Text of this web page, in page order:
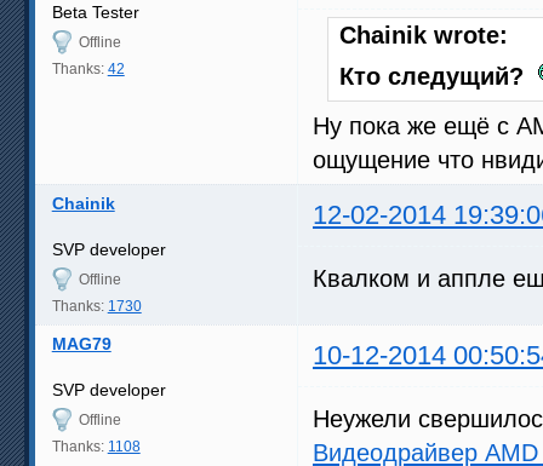
Beta Tester
Offline
Thanks: 42
Chainik wrote:
Кто следущий?
Ну пока же ещё с
ощущение что
Chainik 12-02-2014
SVP developer
Offline
Thanks: 1730
Квалком и аппле
MAG79 10-12-2014
SVP developer
Offline
Thanks: 1108
Неужели
Видеодрайвер